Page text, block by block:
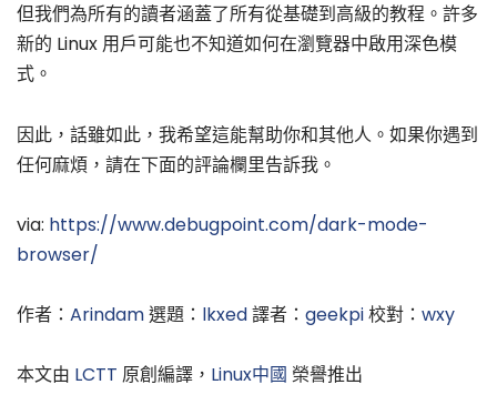
但我們為所有的讀者涵蓋了所有從基礎到高級的教程。許多
新的 Linux 用戶可能也不知道如何在瀏覽器中啟用深色模
式。
因此，話雖如此，我希望這能幫助你和其他人。如果你遇到
任何麻煩，請在下面的評論欄里告訴我。
via: https://www.debugpoint.com/dark-mode-
browser/
作者： Arindam選題： lkxed譯者： geekpi校對： wxy
本文由 LCTT 原創編譯， Linux中國 榮譽推出